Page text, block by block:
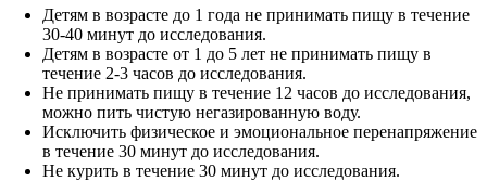
Детям в возрасте до 1 года не принимать пищу в течение
30-40 минут до исследования.
Детям в возрасте от 1 до 5 лет не принимать пищу в
течение 2-3 часов до исследования.
Не принимать пищу в течение 12 часов до исследования,
можно пить чистую негазированную воду.
Исключить физическое и эмоциональное перенапряжение
в течение 30 минут до исследования.
Не курить в течение 30 минут до исследования.